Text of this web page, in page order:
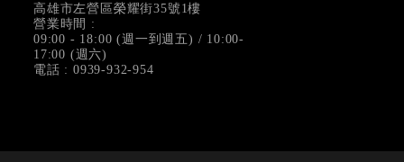
高雄市左營區榮耀街35號1樓
營業時間 :
09:00 - 18:00 (週一到週五) / 10:00-
17:00 (週六)
電話 : 0939-932-954